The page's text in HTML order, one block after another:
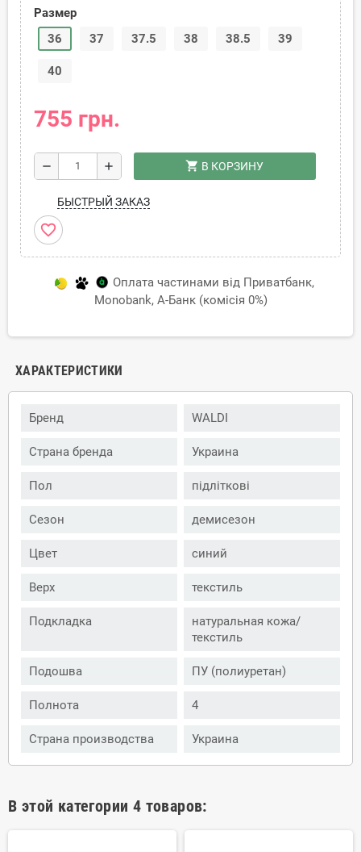
Размер
36
37 37.5 38 38.5 39
40
755 грн.
remove add shopping_cart В КОРЗИНУ
БЫСТРЫЙ ЗАКАЗ
favorite_border
Оплата частинами від Приватбанк,
Monobank, А-Банк (комісія 0%)
ХАРАКТЕРИСТИКИ
Бренд WALDI
Страна бренда Украина
Пол підліткові
Сезон демисезон
Цвет синий
Верх текстиль
Подкладка
натуральная кожа/
текстиль
Подошва ПУ (полиуретан)
Полнота 4
Страна производства Украина
В этой категории 4 товаров: